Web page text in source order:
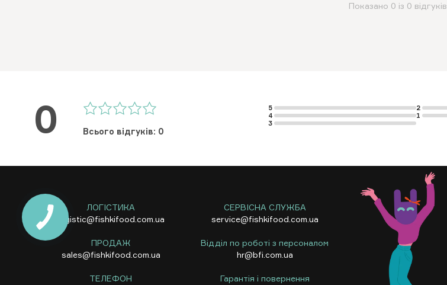
Показано 0 із 0 відгуків
0 Всього відгуків: 0
5
4
3
2
1
ЛОГІСТИКА
logistic@fishkifood.com.ua
СЕРВІСНА СЛУЖБА
service@fishkifood.com.ua
ПРОДАЖ
sales@fishkifood.com.ua
Відділ по роботі з персоналом
hr@bfi.com.ua
ТЕЛЕФОН Гарантія і повернення